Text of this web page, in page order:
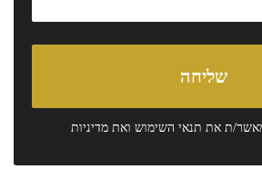
ת את תנאי השימוש ואת מדיניות